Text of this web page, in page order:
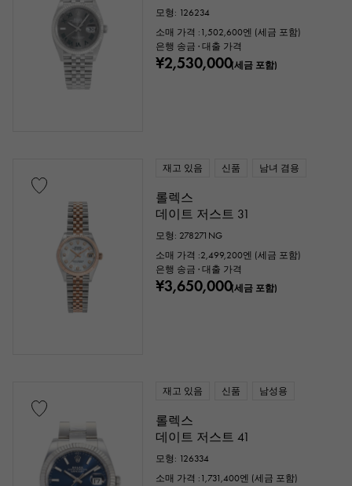
모형: 126234
소매 가격 : 1,502,600엔 (세금 포함)
은행 송금 · 대출 가격
¥2,530,000(세금 포함)
재고 있음 신품 남녀 겸용
롤렉스
데이트 저스트 31
모형: 278271NG
소매 가격 :2,499,200엔 (세금 포함)
은행 송금 · 대출 가격
¥3,650,000(세금 포함)
재고 있음 신품 남성용
롤렉스
데이트 저스트 41
모형: 126334
소매 가격 : 1,731,400엔 (세금 포함)